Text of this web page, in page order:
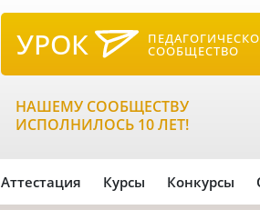
УРОК СООБЩЕСТВО
НАШЕМУ СООБЩЕСТВУ
ИСПОЛНИЛОСЬ 10 ЛЕТ!
Аттестация Курсы Конкурсы